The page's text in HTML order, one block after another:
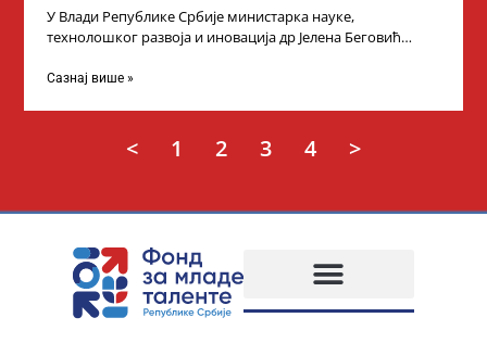
У Влади Републике Србије министарка науке,
технолошког развоја и иновација др Јелена Беговић
Сазнај више »
< 1 2 3 4 >